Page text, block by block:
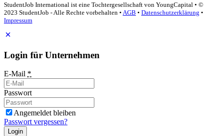
StudentJob International ist eine Tochtergesellschaft von YoungCapital • ©
2023 StudentJob - Alle Rechte vorbehalten • AGB • Datenschutzerklärung •
Impressum
Login für Unternehmen
E-Mail *
Passwort
Angemeldet bleiben
Passwort vergessen?
Login